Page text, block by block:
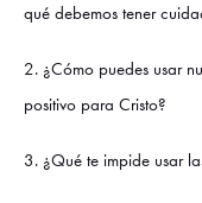
qué debemos tener
2. ¿Cómo puedes usar
positivo para Cristo?
3. ¿Qué te impide usar